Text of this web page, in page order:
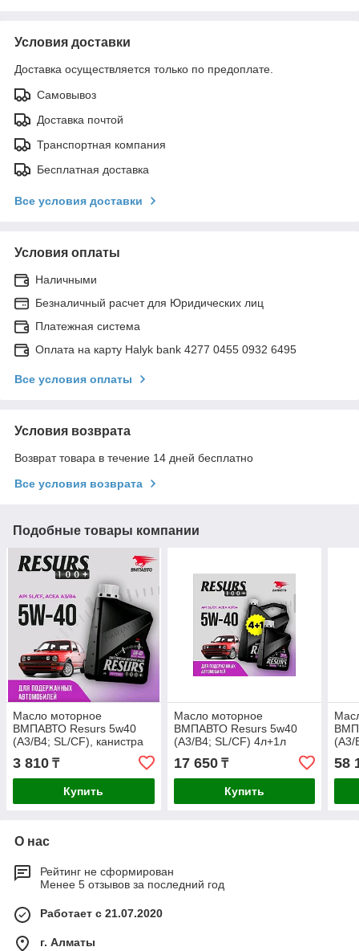
Условия доставки
Доставка осуществляется только по предоплате.
Самовывоз
Доставка почтой
Транспортная компания
Бесплатная доставка
Все условия доставки
Условия оплаты
Наличными
Безналичный расчет для Юридических лиц
Платежная система
Оплата на карту Halyk bank 4277 0455 0932 6495
Все условия оплаты
Условия возврата
Возврат товара в течение 14 дней бесплатно
Все условия возврата
Подобные товары компании
Масло моторное
ВМПАВТО Resurs 5w40
(A3/B4; SL/CF), канистра
3 810 ₸
Купить
Масло моторное
ВМПАВТО Resurs 5w40
(A3/B4; SL/CF) 4л+1л
17 650₸
Купить
(A3/
58
О нас
Рейтинг не сформирован
Менее 5 отзывов за последний год
Работает с 21.07.2020
г. Алматы